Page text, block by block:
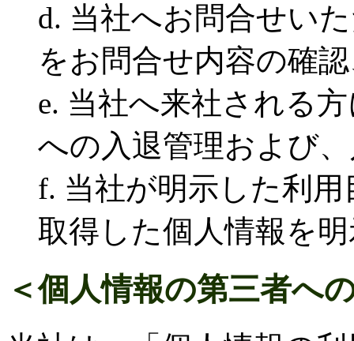
d. 当社へお問合せい
をお問合せ内容の確
e. 当社へ来社される
への入退管理および
f. 当社が明示した利
取得した個人情報を
＜個人情報の第三者へ